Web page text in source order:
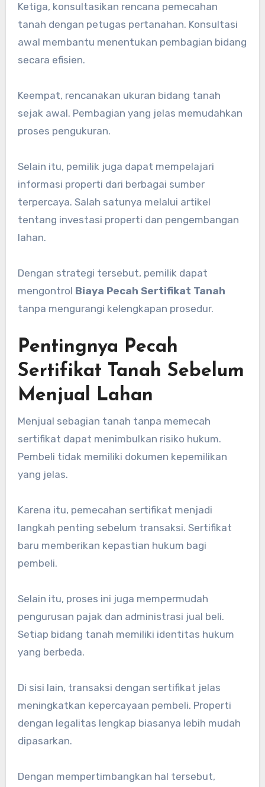
Ketiga, konsultasikan rencana pemecahan
tanah dengan petugas pertanahan. Konsultasi
awal membantu menentukan pembagian bidang
secara efisien.
Keempat, rencanakan ukuran bidang tanah
sejak awal. Pembagian yang jelas memudahkan
proses pengukuran.
Selain itu, pemilik juga dapat mempelajari
informasi properti dari berbagai sumber
terpercaya. Salah satunya melalui artikel
tentang investasi properti dan pengembangan
lahan.
Dengan strategi tersebut, pemilik dapat
mengontrol Biaya Pecah Sertifikat Tanah
tanpa mengurangi kelengkapan prosedur.
Pentingnya Pecah
Sertifikat Tanah Sebelum
Menjual Lahan
Menjual sebagian tanah tanpa memecah
sertifikat dapat menimbulkan risiko hukum.
Pembeli tidak memiliki dokumen kepemilikan
yang jelas.
Karena itu, pemecahan sertifikat menjadi
langkah penting sebelum transaksi. Sertifikat
baru memberikan kepastian hukum bagi
pembeli.
Selain itu, proses ini juga mempermudah
pengurusan pajak dan administrasi jual beli.
Setiap bidang tanah memiliki identitas hukum
yang berbeda.
Di sisi lain, transaksi dengan sertifikat jelas
meningkatkan kepercayaan pembeli. Properti
dengan legalitas lengkap biasanya lebih mudah
dipasarkan.
Dengan mempertimbangkan hal tersebut,